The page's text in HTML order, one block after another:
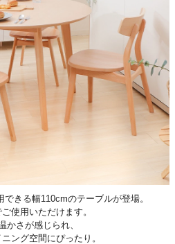
きる幅110cmのテーブルが登場。
使用いただけます。
かさが感じられ、
ング空間にぴったり。